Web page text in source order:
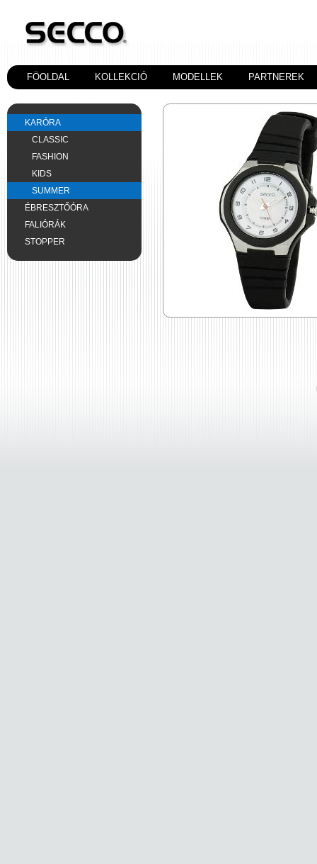
FÖOLDAL KOLLEKCIÓ MODELLEK PARTNEREK
KARÓRA
CLASSIC
FASHION
KIDS
SUMMER
ÉBRESZTŐÓRA
FALIÓRÁK
STOPPER